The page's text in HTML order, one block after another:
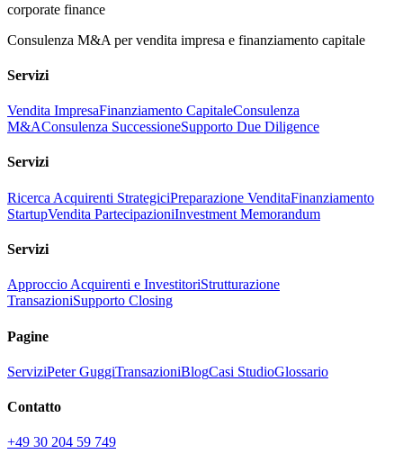
corporate finance
Consulenza M&A per vendita impresa e finanziamento capitale
Servizi
Vendita ImpresaFinanziamento CapitaleConsulenza
M&AConsulenza SuccessioneSupporto Due Diligence
Servizi
Ricerca Acquirenti StrategiciPreparazione VenditaFinanziamento
StartupVendita PartecipazioniInvestment Memorandum
Servizi
Approccio Acquirenti e InvestitoriStrutturazione
TransazioniSupporto Closing
Pagine
ServiziPeter GuggiTransazioniBlogCasi StudioGlossario
Contatto
+49 30 204 59 749